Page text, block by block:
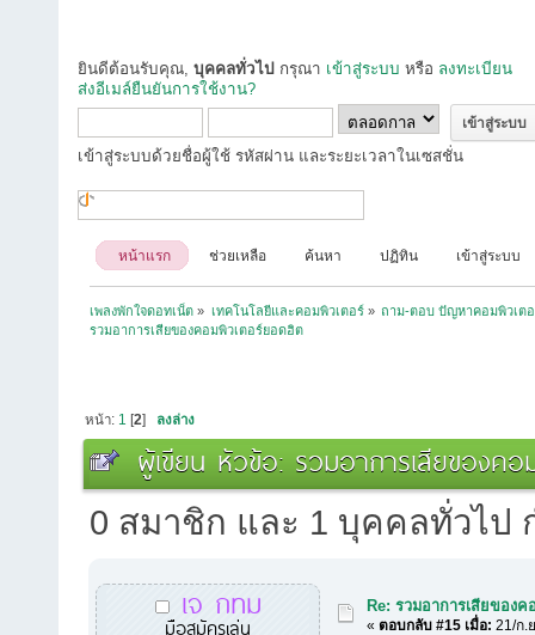
ยินดีต้อนรับคุณ, บุคคลทั่วไป กรุณา เข้าสู่ระบบ หรือ ลงทะเบียน
ส่งอีเมล์ยืนยันการใช้งาน?
เข้าสู่ระบบด้วยชื่อผู้ใช้ รหัสผ่าน และระยะเวลาในเซสชั่น
หน้าแรก ช่วยเหลือ ค้นหา ปฏิทิน เข้าสู่ระบบ
เพลงพักใจดอทเน็ต » เทคโนโลยีและคอมพิวเตอร์» ถาม-ตอบ ปัญหาคอมพิวเต
รวมอาการเสียของคอมพิวเตอร์ยอดฮิต
หน้า: 1 [2] ลงล่าง
ผู้เขียน หัวข้อ: รวมอาการเสียของ
0 สมาชิก และ 1 บุคคลทั่วไป
เจ กทม
มือสมัครเล่น
Re: รวมอาการเสียของ
«ตอบกลับ #15 เมื่อ: 21/ก.